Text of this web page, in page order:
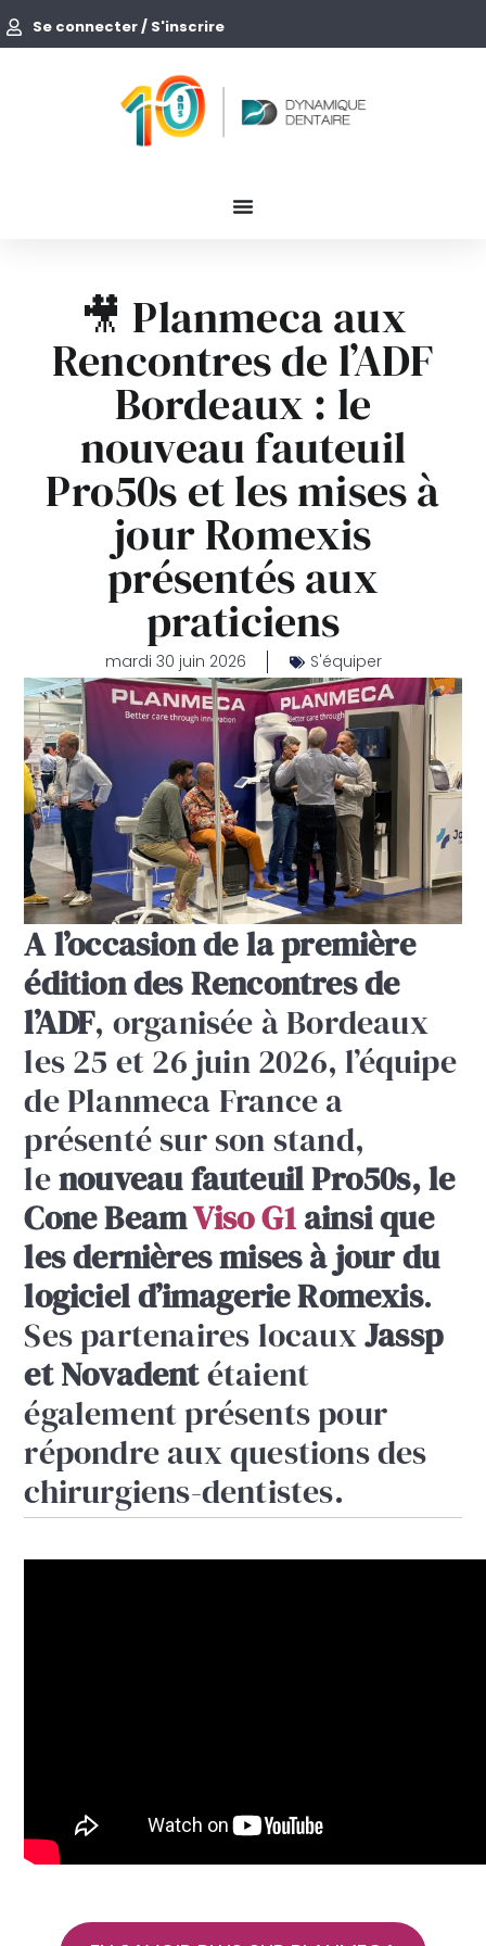
Se connecter / S'inscrire
🎥 Planmeca aux
Rencontres de l’ADF
Bordeaux : le
nouveau fauteuil
Pro50s et les mises à
jour Romexis
présentés aux
praticiens
mardi 30 juin 2026 S'équiper
A l’occasion de la première
édition des Rencontres de
l’ADF, organisée à Bordeaux
les 25 et 26 juin 2026, l’équipe
de Planmeca France a
présenté sur son stand,
lenouveau fauteuil Pro50s, le
Cone BeamViso G1ainsi que
les dernières mises à jour du
logiciel d’imagerie Romexis.
Ses partenaires locauxJassp
et Novadentétaient
également présents pour
répondre aux questions des
chirurgiens-dentistes.